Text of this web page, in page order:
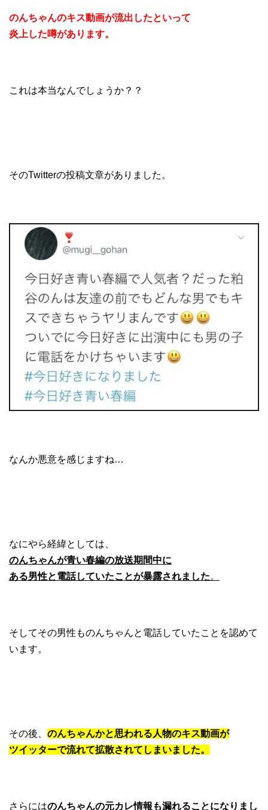
のんちゃんのキス動画が流出したといって
炎上した噂があります。
これは本当なんでしょうか？？
そのTwitterの投稿文章がありました。
なんか悪意を感じますね…
なにやら経緯としては、
のんちゃんが青い春編の放送期間中に
ある男性と電話していたことが暴露されました。
そしてその男性ものんちゃんと電話していたことを認めて
います。
その後、 のんちゃんかと思われる人物のキス動画が
ツイッターで流れて拡散されてしまいました。
さらにはのんちゃんの元カレ情報も漏れることになりまし